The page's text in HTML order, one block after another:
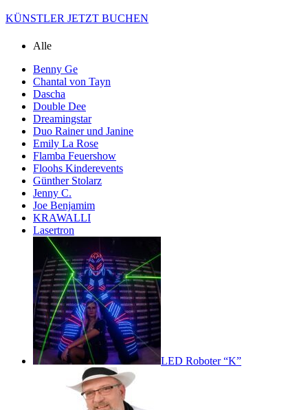
KÜNSTLER JETZT BUCHEN
Alle
Benny Ge
Chantal von Tayn
Dascha
Double Dee
Dreamingstar
Duo Rainer und Janine
Emily La Rose
Flamba Feuershow
Floohs Kinderevents
Günther Stolarz
Jenny C.
Joe Benjamim
KRAWALLI
Lasertron
LED Roboter “K”